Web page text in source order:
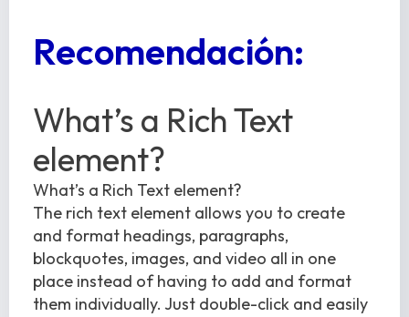
Recomendación:
What’s a Rich Text
element?
What’s a Rich Text element?
The rich text element allows you to create
and format headings, paragraphs,
blockquotes, images, and video all in one
place instead of having to add and format
them individually. Just double-click and easily